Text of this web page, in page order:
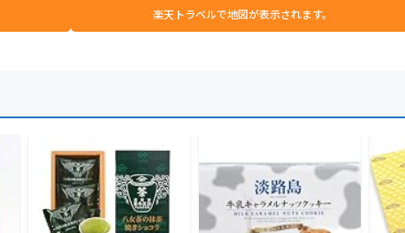
楽天トラベルで地図が表示されます。